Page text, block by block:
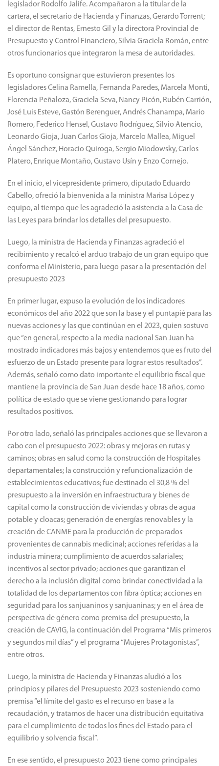
legislador Rodolfo Jalife. Acompañaron a la titular de la
cartera, el secretario de Hacienda y Finanzas, Gerardo Torrent;
el director de Rentas, Ernesto Gil y la directora Provincial de
Presupuesto y Control Financiero, Silvia Graciela Román, entre
otros funcionarios que integraron la mesa de autoridades.
Es oportuno consignar que estuvieron presentes los
legisladores Celina Ramella, Fernanda Paredes, Marcela Monti,
Florencia Peñaloza, Graciela Seva, Nancy Picón, Rubén Carrión,
José Luis Esteve, Gastón Berenguer, Andrés Chanampa, Mario
Romero, Federico Hensel, Gustavo Rodríguez, Silvio Atencio,
Leonardo Gioja, Juan Carlos Gioja, Marcelo Mallea, Miguel
Ángel Sánchez, Horacio Quiroga, Sergio Miodowsky, Carlos
Platero, Enrique Montaño, Gustavo Usín y Enzo Cornejo.
En el inicio, el vicepresidente primero, diputado Eduardo
Cabello, ofreció la bienvenida a la ministra Marisa López y
equipo, al tiempo que les agradeció la asistencia a la Casa de
las Leyes para brindar los detalles del presupuesto.
Luego, la ministra de Hacienda y Finanzas agradeció el
recibimiento y recalcó el arduo trabajo de un gran equipo que
conforma el Ministerio, para luego pasar a la presentación del
presupuesto 2023
En primer lugar, expuso la evolución de los indicadores
económicos del año 2022 que son la base y el puntapié para las
nuevas acciones y las que continúan en el 2023, quien sostuvo
que “en general, respecto a la media nacional San Juan ha
mostrado indicadores más bajos y entendemos que es fruto del
esfuerzo de un Estado presente para lograr estos resultados”.
Además, señaló como dato importante el equilibrio fiscal que
mantiene la provincia de San Juan desde hace 18 años, como
política de estado que se viene gestionando para lograr
resultados positivos.
Por otro lado, señaló las principales acciones que se llevaron a
cabo con el presupuesto 2022: obras y mejoras en rutas y
caminos; obras en salud como la construcción de Hospitales
departamentales; la construcción y refuncionalización de
establecimientos educativos; fue destinado el 30,8 % del
presupuesto a la inversión en infraestructura y bienes de
capital como la construcción de viviendas y obras de agua
potable y cloacas; generación de energías renovables y la
creación de CANME para la producción de preparados
provenientes de cannabis medicinal; acciones referidas a la
industria minera; cumplimiento de acuerdos salariales;
incentivos al sector privado; acciones que garantizan el
derecho a la inclusión digital como brindar conectividad a la
totalidad de los departamentos con fibra óptica; acciones en
seguridad para los sanjuaninos y sanjuaninas; y en el área de
perspectiva de género como premisa del presupuesto, la
creación de CAVIG, la continuación del Programa “Mis primeros
y segundos mil días” y el programa “Mujeres Protagonistas”,
entre otros.
Luego, la ministra de Hacienda y Finanzas aludió a los
principios y pilares del Presupuesto 2023 sosteniendo como
premisa “el límite del gasto es el recurso en base a la
recaudación, y tratamos de hacer una distribución equitativa
para el cumplimiento de todos los fines del Estado para el
equilibrio y solvencia fiscal”.
En ese sentido, el presupuesto 2023 tiene como principales